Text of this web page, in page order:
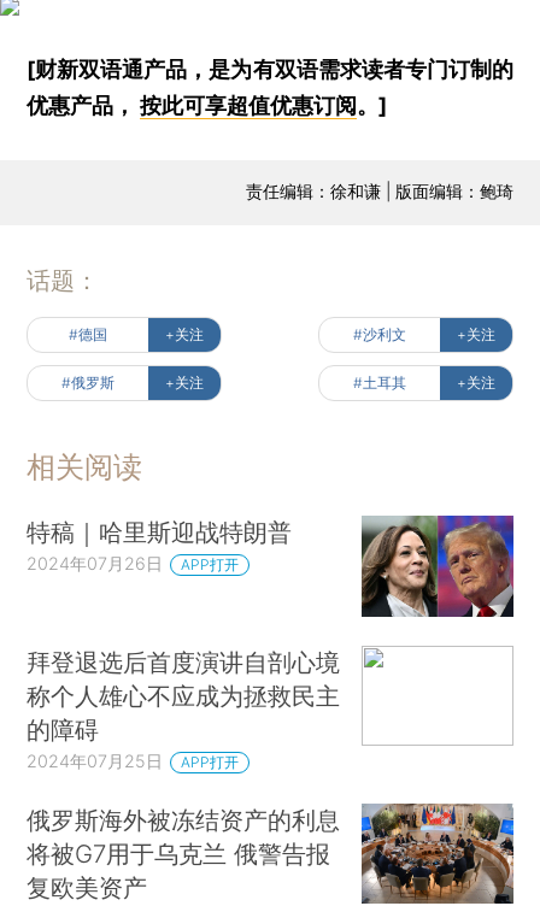
[财新双语通产品，是为有双语需求读者专门订制的
优惠产品，按此可享超值优惠订阅。]
责任编辑：徐和谦 | 版面编辑：鲍琦
话题：
#德国 +关注 #沙利文 +关注
#俄罗斯 +关注 #土耳其 +关注
相关阅读
特稿｜哈里斯迎战特朗普
2024年07月26日 APP打开
拜登退选后首度演讲自剖心境
称个人雄心不应成为拯救民主
的障碍
2024年07月25日 APP打开
俄罗斯海外被冻结资产的利息
将被G7用于乌克兰 俄警告报
复欧美资产